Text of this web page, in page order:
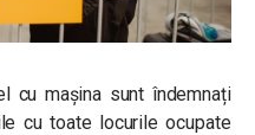
cu mașina sunt îndemnați
cu toate locurile ocupate